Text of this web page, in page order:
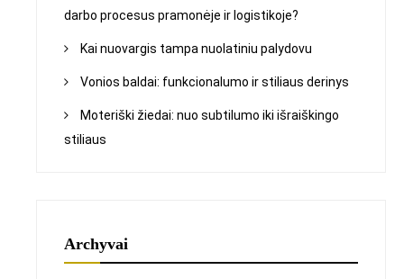
darbo procesus pramonėje ir logistikoje?
Kai nuovargis tampa nuolatiniu palydovu
Vonios baldai: funkcionalumo ir stiliaus derinys
Moteriški žiedai: nuo subtilumo iki išraiškingo
stiliaus
Archyvai